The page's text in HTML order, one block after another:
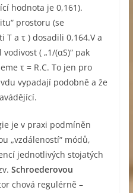
hodnota je 0,161).
prostoru (se
a τ ) dosadili 0,164.V a
( „1/(αS)“ pak
τ = R.C. To jen pro
vypadají podobně a že
je v praxi podmíněn
„vzdáleností“ módů,
jednotlivých stojatých
Schroederovou
chová regulérně –